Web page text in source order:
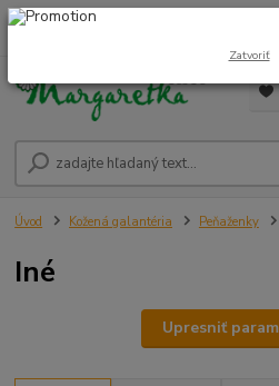
0948 236 042
Úvod Kožená galantéria Peňaženky
Iné
Upresniť
Zatvoriť